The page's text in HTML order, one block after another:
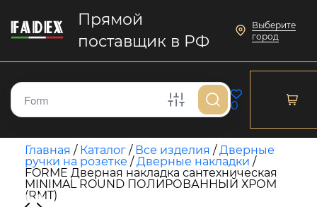
Прямой
поставщик в РФ
Выберите
город
0
Главная / Каталог / Все изделия /Дверные
ручки на розетке /Дверные накладки /
FORME Дверная накладка сантехническая
MINIMAL ROUND ПОЛИРОВАННЫЙ ХРОМ
(RMT)